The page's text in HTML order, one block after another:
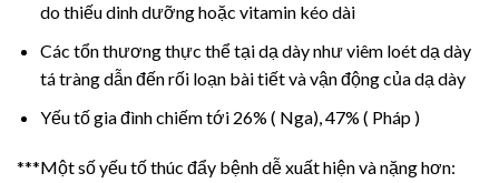
do thiếu dinh dưỡng hoặc vitamin kéo dài
Các tổn thương thực thể tại dạ dày như viêm loét dạ dày
tá tràng dẫn đến rối loạn bài tiết và vận động của dạ dày
Yếu tố gia đình chiếm tới 26% ( Nga), 47% ( Pháp )
***Một số yếu tố thúc đẩy bệnh dễ xuất hiện và nặng hơn: